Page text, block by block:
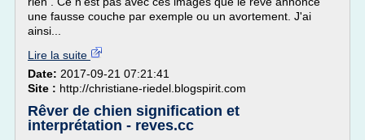
une fausse couche par exemple ou un avortement. J'ai
ainsi...
Lire la suite
Date: 2017-09-21 07:21:41
Site : http://christiane-riedel.blogspirit.com
Rêver de chien signification et
interprétation - reves.cc